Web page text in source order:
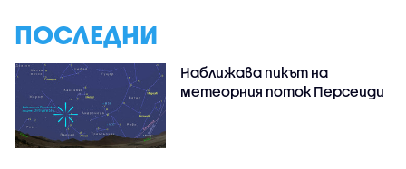
ПОСЛЕДНИ
Наближава пикът на
метеорния поток Персеиди